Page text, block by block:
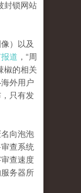
封锁网站
）以及
道 ，“周
椒的相关
外用户
只有发
向泡泡
查系统
查速度
务器所